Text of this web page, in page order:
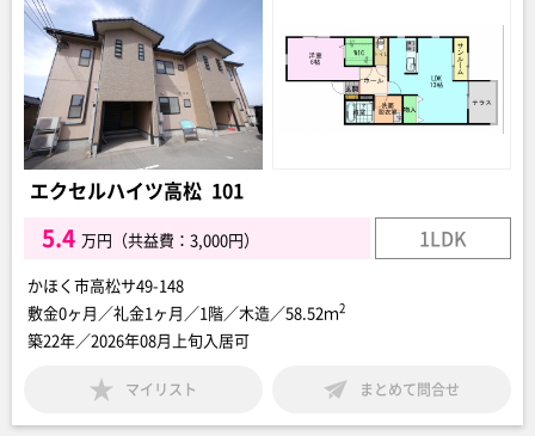
エクセルハイツ高松 101
5.4 万円（共益費：3,000円） 1LDK
かほく市高松サ49-148
敷金0ヶ月／礼金1ヶ月／1階／木造／58.52ｍ2
築22年／2026年08月上旬入居可
マイリスト まとめて問合せ